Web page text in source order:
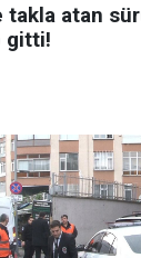
takla atan
gitti!